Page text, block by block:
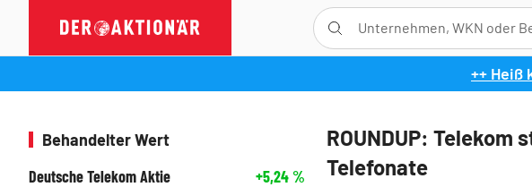
++ Heiß
ROUNDUP:
Telefonate
Behandelter Wert
Deutsche Telekom Aktie
+5,24%